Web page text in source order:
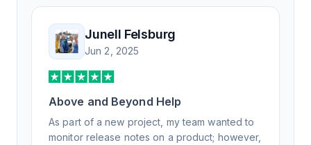
professionally. Highly recommend for all your
RSS feed needs. Our trucking news hub
website couldn't work without it. Thank you.
Junell Felsburg
Jun 2, 2025
Above and Beyond Help
As part of a new project, my team wanted to
monitor release notes on a product; however,